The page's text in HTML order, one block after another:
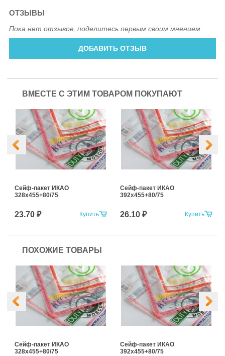
ОТЗЫВЫ
Пока нет отзывов, поделитесь первым своим мнением.
ДОБАВИТЬ ОТЗЫВ
ВМЕСТЕ С ЭТИМ ТОВАРОМ ПОКУПАЮТ
Купить
Сейф-пакет ИКАО
328х455+80/75
23.70 ₽ Купить
Сейф-пакет ИКАО
392х455+80/75
26.10 ₽
ПОХОЖИЕ ТОВАРЫ
Сейф-пакет ИКАО
328х455+80/75
Сейф-пакет ИКАО
392х455+80/75